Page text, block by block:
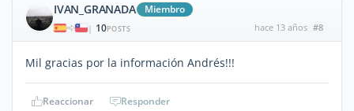
IVAN_GRANADA Miembro
| 10POSTS hace 13 años #8
Mil gracias por la información Andrés!!!
Reaccionar Responder